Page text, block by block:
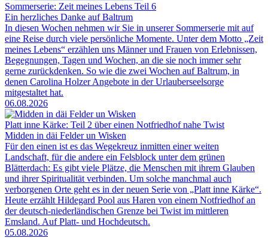
Sommerserie: Zeit meines Lebens Teil 6
Ein herzliches Danke auf Baltrum
In diesen Wochen nehmen wir Sie in unserer Sommerserie mit auf
eine Reise durch viele persönliche Momente. Unter dem Motto „Zeit
meines Lebens“ erzählen uns Männer und Frauen von Erlebnissen,
Begegnungen, Tagen und Wochen, an die sie noch immer sehr
gerne zurückdenken. So wie die zwei Wochen auf Baltrum, in
denen Carolina Holzer Angebote in der Urlauberseelsorge
mitgestaltet hat.
06.08.2026
Platt inne Kärke: Teil 2 über einen Notfriedhof nahe Twist
Midden in däi Felder un Wisken
Für den einen ist es das Wegekreuz inmitten einer weiten
Landschaft, für die andere ein Felsblock unter dem grünen
Blätterdach: Es gibt viele Plätze, die Menschen mit ihrem Glauben
und ihrer Spiritualität verbinden. Um solche manchmal auch
verborgenen Orte geht es in der neuen Serie von „Platt inne Kärke“.
Heute erzählt Hildegard Pool aus Haren von einem Notfriedhof an
der deutsch-niederländischen Grenze bei Twist im mittleren
Emsland. Auf Platt- und Hochdeutsch.
05.08.2026